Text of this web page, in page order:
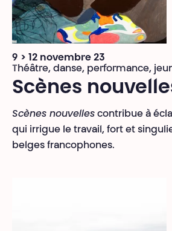
9 > 12 novembre 23
Théâtre, danse, performance,
Scènes
Scènes nouvelles contribue à
qui irrigue le travail, fort et
belges francophones.